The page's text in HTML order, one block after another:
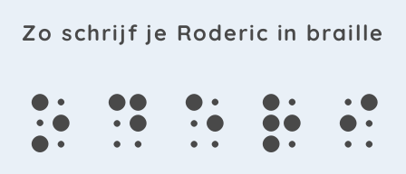
Zo schrijf je Roderic in braille
o d e r i